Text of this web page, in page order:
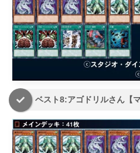
ベスト8:アゴドリルさん【